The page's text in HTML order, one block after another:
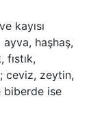
kayısı
haşhaş,
ceviz, zeytin,
biberde ise